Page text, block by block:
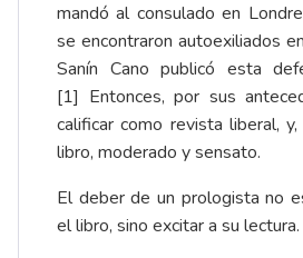
mandó al consulado en
se encontraron autoexiliados
Sanín Cano publicó esta
[1] Entonces, por sus
calificar como revista liberal,
libro, moderado y sensato.
El deber de un prologista no
el libro, sino excitar a su lectura.